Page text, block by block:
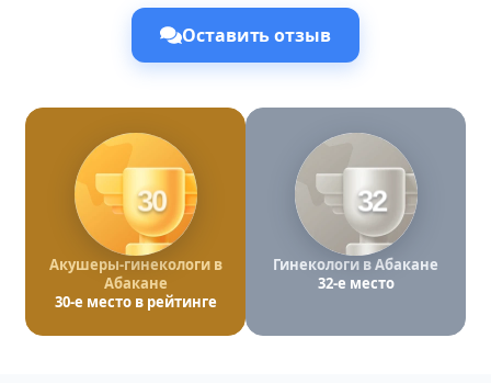
Оставить отзыв
30
Акушеры-гинекологи в
Абакане
30-е место в рейтинге
32
Гинекологи в Абакане
32-е место